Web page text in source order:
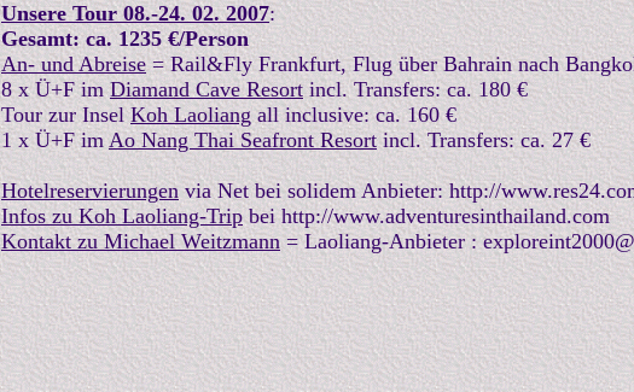
Unsere Tour 08.-24. 02. 2007:
Gesamt: ca. 1235 €/Person
An- und Abreise = Rail&Fly Frankfurt, Flug über Bahrain nach
8 x Ü+F imDiamand Cave Resortincl. Transfers: ca. 180 €
Tour zur InselKoh Laoliangall inclusive: ca. 160 €
1 x Ü+F imAo Nang Thai Seafront Resortincl. Transfers: ca. 27 €
Hotelreservierungen via Net bei solidem Anbieter: http://
Infos zu Koh Laoliang-Tripbei http://www.adventuresinthailand.com
Kontakt zu Michael Weitzmann= Laoliang-Anbieter :